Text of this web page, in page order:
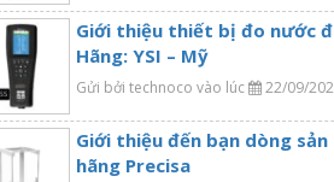
Giới thiệu thiết bị đo nước
Hãng: YSI – Mỹ
Gửi bởi technoco vào lúc 22/09/
Giới thiệu đến bạn dòng sản
hãng Precisa